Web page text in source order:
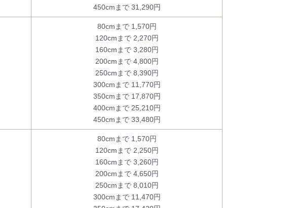
450cmまで 31,290円
80cmまで 1,570円
120cmまで 2,270円
160cmまで 3,280円
200cmまで 4,800円
250cmまで 8,390円
300cmまで 11,770円
350cmまで 17,870円
400cmまで 25,210円
450cmまで 33,480円
80cmまで 1,570円
120cmまで 2,250円
160cmまで 3,260円
200cmまで 4,650円
250cmまで 8,010円
300cmまで 11,470円